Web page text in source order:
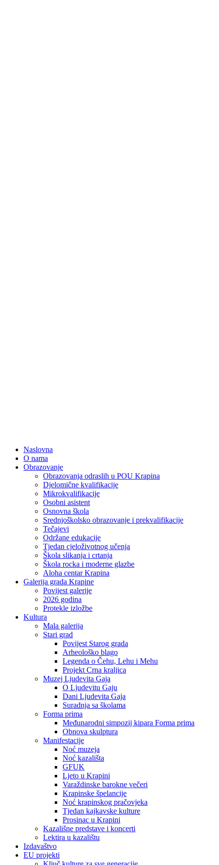
Naslovna
O nama
Obrazovanje
Obrazovanja odraslih u POU Krapina
Djelomične kvalifikacije
Mikrokvalifikacije
Osobni asistent
Osnovna škola
Srednjoškolsko obrazovanje i prekvalifikacije
Tečajevi
Održane edukacije
Tjedan cjeloživotnog učenja
Škola slikanja i crtanja
Škola rocka i moderne glazbe
Aloha centar Krapina
Galerija grada Krapine
Povijest galerije
2026 godina
Protekle izložbe
Kultura
Mala galerija
Stari grad
Povijest Starog grada
Arheološko blago
Legenda o Čehu, Lehu i Mehu
Projekt Crna kraljica
Muzej Ljudevita Gaja
O Ljudevitu Gaju
Dani Ljudevita Gaja
Suradnja sa školama
Forma prima
Međunarodni simpozij kipara Forma prima
Obnova skulptura
Manifestacije
Noć muzeja
Noć kazališta
GFUK
Ljeto u Krapini
Varaždinske barokne večeri
Krapinske špelancije
Noć krapinskog pračovjeka
Tjedan kajkavske kulture
Prosinac u Krapini
Kazališne predstave i koncerti
Lektira u kazalištu
Izdavaštvo
EU projekti